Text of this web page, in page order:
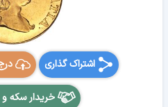
اشتراک گذاری
خریدار سکه